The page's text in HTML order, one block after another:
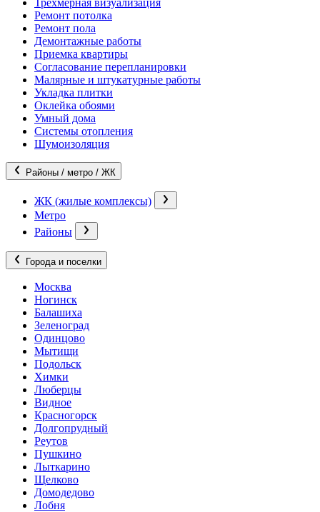
Трехмерная визуализация
Ремонт потолка
Ремонт пола
Демонтажные работы
Приемка квартиры
Согласование перепланировки
Малярные и штукатурные работы
Укладка плитки
Оклейка обоями
Умный дома
Системы отопления
Шумоизоляция
Районы / метро / ЖК
ЖК (жилые комплексы)
Метро
Районы
Города и поселки
Москва
Ногинск
Балашиха
Зеленоград
Одинцово
Мытищи
Подольск
Химки
Люберцы
Видное
Красногорск
Долгопрудный
Реутов
Пушкино
Лыткарино
Щелково
Домодедово
Лобня